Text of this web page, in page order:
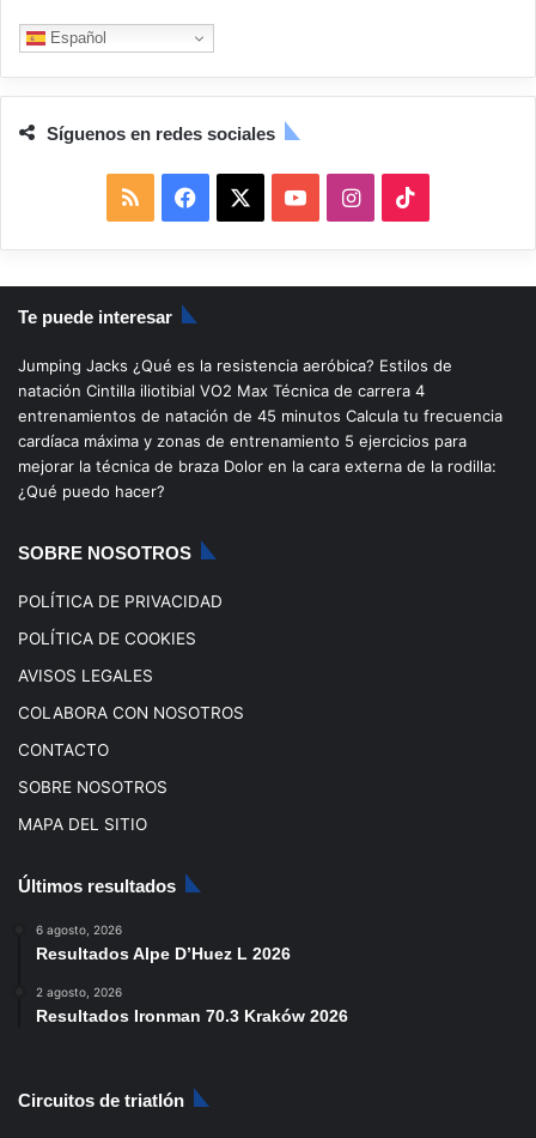
Español
Síguenos en redes sociales
S
S
a
c
b
o
o
u
u
b
I
n
s
a
g
i
k
o
k
Te puede interesar
Jumping Jacks ¿Qué es la resistencia aeróbica? Estilos de
natación Cintilla iliotibial VO2 Max Técnica de carrera 4
entrenamientos de natación de 45 minutos Calcula tu frecuencia
cardíaca máxima y zonas de entrenamiento 5 ejercicios para
mejorar la técnica de braza Dolor en la cara externa de la rodilla:
¿Qué puedo hacer?
SOBRE NOSOTROS
POLÍTICA DE PRIVACIDAD
POLÍTICA DE COOKIES
AVISOS LEGALES
COLABORA CON NOSOTROS
CONTACTO
SOBRE NOSOTROS
MAPA DEL SITIO
Últimos resultados
6 agosto, 2026
Resultados Alpe D’Huez L 2026
2 agosto, 2026
Resultados Ironman 70.3 Kraków 2026
Circuitos de triatlón